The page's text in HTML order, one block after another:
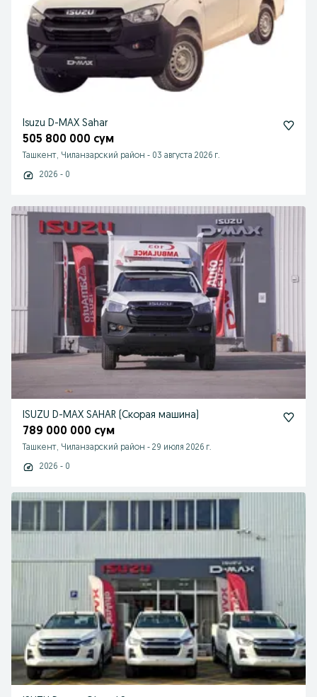
Isuzu D-MAX Sahar
505 800 000 сум
Ташкент, Чиланзарский район - 03 августа 2026 г.
2026 - 0
ISUZU D-MAX SAHAR (Cкорая машина)
789 000 000 сум
Ташкент, Чиланзарский район - 29 июля 2026 г.
2026 - 0